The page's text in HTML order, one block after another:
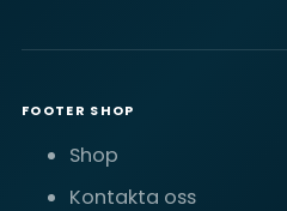
FOOTER SHOP
Shop
Kontakta oss